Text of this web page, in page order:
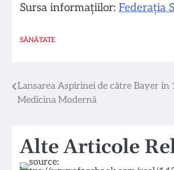
Sursa informațiilor: Federația
SĂNĂTATE
Navigare
Lansarea Aspirinei de către Bayer
Medicina Modernă
Alte Articole